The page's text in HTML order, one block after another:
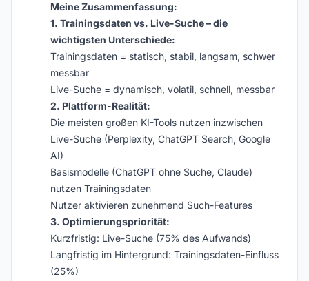
Meine Zusammenfassung:
1. Trainingsdaten vs. Live-Suche – die
wichtigsten Unterschiede:
Trainingsdaten = statisch, stabil, langsam, schwer
messbar
Live-Suche = dynamisch, volatil, schnell, messbar
2. Plattform-Realität:
Die meisten großen KI-Tools nutzen inzwischen
Live-Suche (Perplexity, ChatGPT Search, Google
AI)
Basismodelle (ChatGPT ohne Suche, Claude)
nutzen Trainingsdaten
Nutzer aktivieren zunehmend Such-Features
3. Optimierungspriorität:
Kurzfristig: Live-Suche (75% des Aufwands)
Langfristig im Hintergrund: Trainingsdaten-Einfluss
(25%)